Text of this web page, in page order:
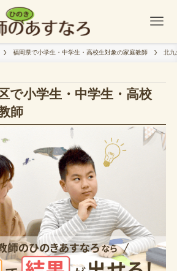
福岡県で小学生・中学生・高校生対象の家庭教師 北九
で小学生・中学生・高校
師